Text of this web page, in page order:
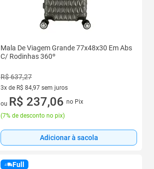
Mala De Viagem Grande 77x48x30 Em Abs
C/ Rodinhas 360º
R$ 637,27
3x de R$ 84,97 sem juros
3 vez de R$ 84,97 sem juros
ou R$ 237,06 no Pix
(7% de desconto no pix)
Adicionar à sacola
Full